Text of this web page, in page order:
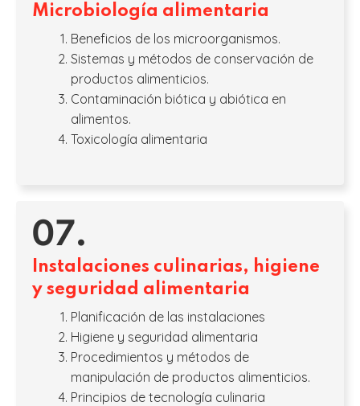
Microbiología alimentaria
Beneficios de los microorganismos.
Sistemas y métodos de conservación de
productos alimenticios.
Contaminación biótica y abiótica en
alimentos.
Toxicología alimentaria
07.
Instalaciones culinarias, higiene
y seguridad alimentaria
Planificación de las instalaciones
Higiene y seguridad alimentaria
Procedimientos y métodos de
manipulación de productos alimenticios.
Principios de tecnología culinaria